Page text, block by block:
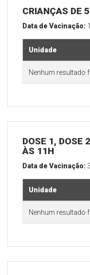
CRIANÇAS DE
Data de Vacinação:
Unidade
Nenhum resultado
DOSE 1, DOSE
ÀS 11H
Data de Vacinação:
Unidade
Nenhum resultado